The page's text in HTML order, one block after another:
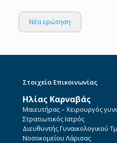
Νέα ερώτηση
Στοιχεία Επικοινωνίας
Ηλίας Καρναβάς
Μαιευτήρας – Χειρουργός
Στρατιωτικός Ιατρός
Διευθυντής Γυναικολογικού
Νοσοκομείου Λάρισας